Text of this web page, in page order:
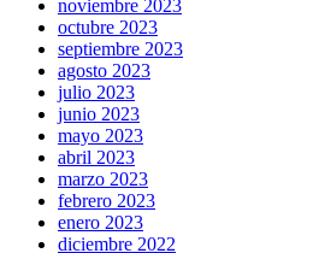
noviembre 2023
octubre 2023
septiembre 2023
agosto 2023
julio 2023
junio 2023
mayo 2023
abril 2023
marzo 2023
febrero 2023
enero 2023
diciembre 2022